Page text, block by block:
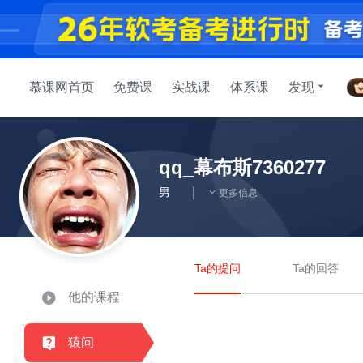
慕课网首页 免费课 实战课 体系课 发现
qq_幕布斯7360277
男 更多信息
他的课程
猿问
Ta的提问 Ta的回答